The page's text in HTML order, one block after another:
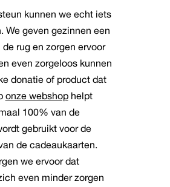
kunnen we echt iets
We geven gezinnen een
rug en zorgen ervoor
even zorgeloos kunnen
donatie of product dat
onze webshophelpt
100% van de
gebruikt voor de
de cadeaukaarten.
we ervoor dat
even minder zorgen